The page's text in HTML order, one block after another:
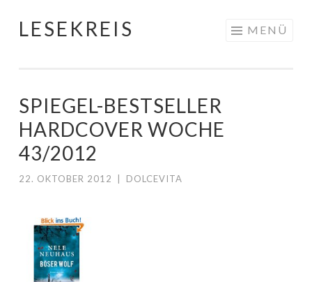
Springe
LESEKREIS MENÜ
SPIEGEL-BESTSELLER
HARDCOVER WOCHE
43/2012
22. OKTOBER 2012 DOLCEVITA